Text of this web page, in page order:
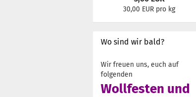
30,00 EUR pro kg
Wo sind wir bald?
Wir freuen uns, euch auf
folgenden
Wollfesten und